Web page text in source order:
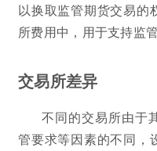
以换取监管期货交易的
所费用中，用于支持监
交易所差异
不同的交易所由于
管要求等因素的不同，